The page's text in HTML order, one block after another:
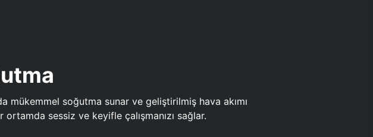
soğutma sunar ve geliştirilmiş hava akımı
sessiz ve keyifle çalışmanızı sağlar.